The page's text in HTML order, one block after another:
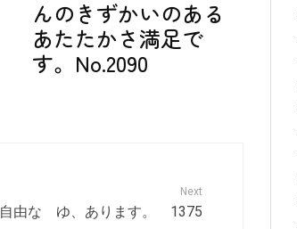
んのきずかいのある
あたたかさ満足で
す。No.2090
Next
自由な ゆ、あります。 1375